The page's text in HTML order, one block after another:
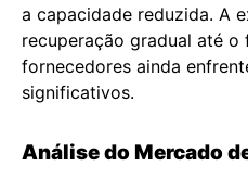
a capacidade reduzida. A
recuperação gradual até o
fornecedores ainda
significativos.
Análise do Mercado